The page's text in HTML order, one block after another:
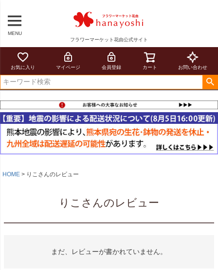
MENU
フラワーマーケット花由公式サイト
お気に入り マイページ 会員登録 カート お問い合わせ
HOME りこさんのレビュー
りこさんのレビュー
まだ、レビューが書かれていません。